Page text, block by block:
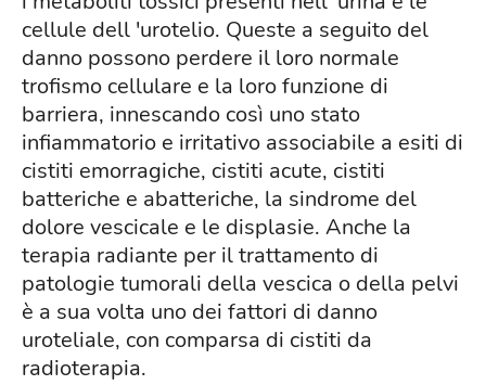
cellule dell 'urotelio. Queste a seguito del
danno possono perdere il loro normale
trofismo cellulare e la loro funzione di
barriera, innescando così uno stato
infiammatorio e irritativo associabile a esiti di
cistiti emorragiche, cistiti acute, cistiti
batteriche e abatteriche, la sindrome del
dolore vescicale e le displasie. Anche la
terapia radiante per il trattamento di
patologie tumorali della vescica o della pelvi
è a sua volta uno dei fattori di danno
uroteliale, con comparsa di cistiti da
radioterapia.